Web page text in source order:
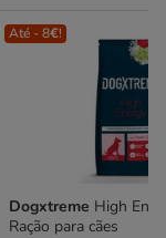
Até - 8€!
Dogxtreme High
Ração para cães